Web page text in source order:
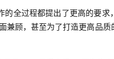
全过程都提出了更高的要
兼顾，甚至为了打造更高品